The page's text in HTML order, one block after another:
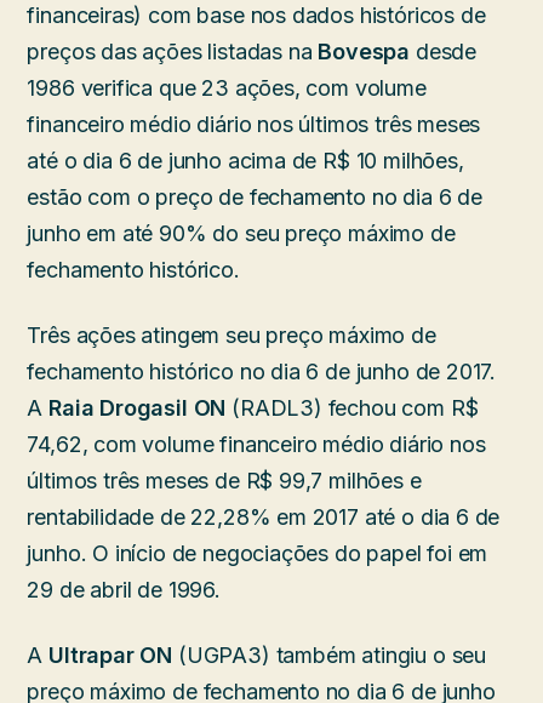
financeiras) com base nos dados históricos de
preços das ações listadas na Bovespa desde
1986 verifica que 23 ações, com volume
financeiro médio diário nos últimos três meses
até o dia 6 de junho acima de R$ 10 milhões,
estão com o preço de fechamento no dia 6 de
junho em até 90% do seu preço máximo de
fechamento histórico.
Três ações atingem seu preço máximo de
fechamento histórico no dia 6 de junho de 2017.
A Raia Drogasil ON (RADL3) fechou com R$
74,62, com volume financeiro médio diário nos
últimos três meses de R$ 99,7 milhões e
rentabilidade de 22,28% em 2017 até o dia 6 de
junho. O início de negociações do papel foi em
29 de abril de 1996.
A Ultrapar ON (UGPA3) também atingiu o seu
preço máximo de fechamento no dia 6 de junho